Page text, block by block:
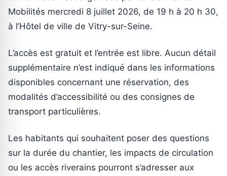
Mobilités mercredi 8 juillet 2026, de 19 h à 20 h 30,
à l’Hôtel de ville de Vitry-sur-Seine.
L’accès est gratuit et l’entrée est libre. Aucun détail
supplémentaire n’est indiqué dans les informations
disponibles concernant une réservation, des
modalités d’accessibilité ou des consignes de
transport particulières.
Les habitants qui souhaitent poser des questions
sur la durée du chantier, les impacts de circulation
ou les accès riverains pourront s’adresser aux